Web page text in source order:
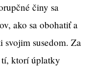
činy sa
ako sa obohatiť a
svojim susedom. Za
ktorí úplatky